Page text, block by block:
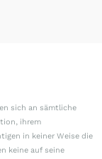
sich an sämtliche
ihrem
in keiner Weise die
keine auf seine